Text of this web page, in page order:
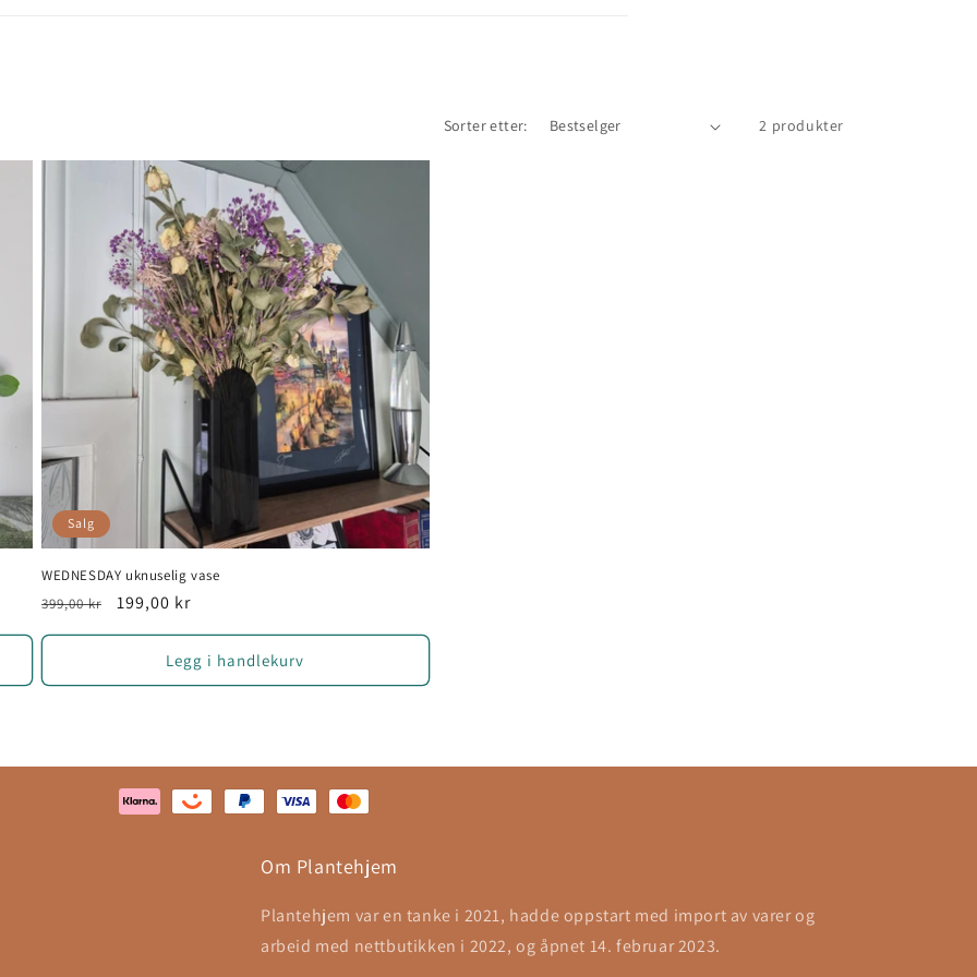
Sorter etter: 2 produkter
Salg
WEDNESDAY uknuselig vase
Vanlig
pris
399,00 kr Salgspris
199,00 kr
Legg i handlekurv
Om Plantehjem
Plantehjem var en tanke i 2021, hadde oppstart med import av varer og
arbeid med nettbutikken i 2022, og åpnet 14. februar 2023.